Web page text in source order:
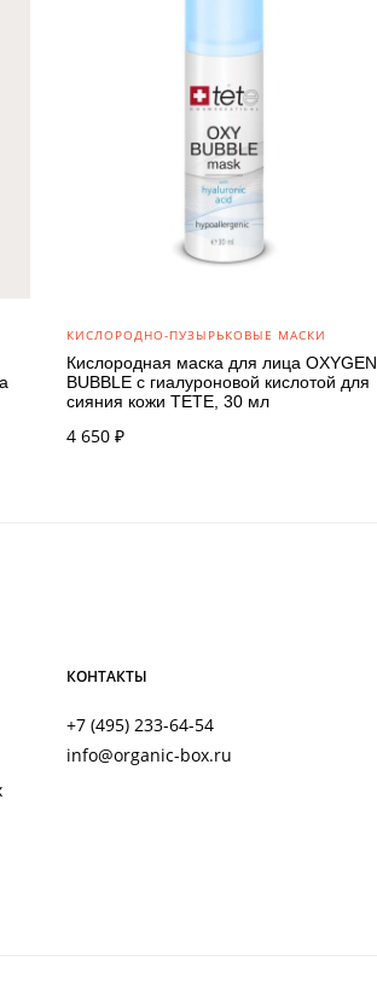
КИСЛОРОДНО-ПУЗЫРЬКОВЫЕ МАСКИ
Кислородная маска для лица OXYGEN
BUBBLE с гиалуроновой кислотой для
сияния кожи TETE, 30 мл
4 650 ₽
КОНТАКТЫ
+7 (495) 233-64-54
info@organic-box.ru